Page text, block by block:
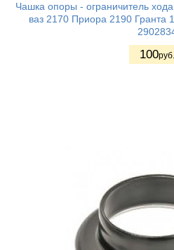
Чашка опоры - ограничитель
ваз 2170 Приора 2190 Гранта
100руб.